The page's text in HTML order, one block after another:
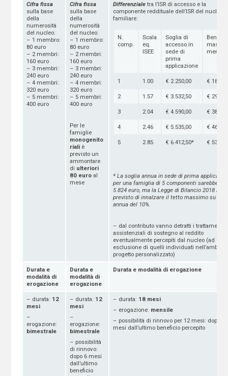
Cifra fissa
sulla base
della
numerosità
del nucleo:
– 1 membro:
80 euro
– 2 membri:
160 euro
– 3 membri:
240 euro
– 4 membri:
320 euro
– 5 membri:
400 euro
Cifra fissa
sulla base
della
numerosità
del nucleo:
– 1 membro:
80 euro
– 2 membri:
160 euro
– 3 membri:
240 euro
– 4 membri:
320 euro
– 5 membri:
400 euro
Per le
famiglie
monogenito
rialiè
previsto un
ammontare
di ulteriori
80 euroal
mese
Differenzialetra l’ISR di accesso e la
componente reddituale dell’ISR del nucleo
familiare:
N.
comp.
Scala
eq.
ISEE
Soglia di
accesso in
sede di
prima
applicazione
mensile
1 1.00 € 2.250,00 € 187,50
2 1.57 € 3.532,50 € 294,50
3 2.04 € 4.590,00 € 382,50
4 2.46 € 5.535,00 € 461,25
5 2.85 € 6.412,50* € 534,37
* La soglia annua in sede di prima
per una famiglia di 5 componenti sarebbe
5.824 euro, ma la Legge di Bilancio 2018 ha
previsto di innalzare il tetto massimo su
annua del 10%.
– dal contributo vanno detratti i trattamenti
assistenziali di sostegno al reddito
eventualmente percepiti dal nucleo (ad
esclusione di quelli individuati nell’ambito
progetto personalizzato)
Durata e
modalità di
erogazione
Durata e
modalità di
erogazione
Durata e modalità di erogazione
– durata: 12
mesi
–
erogazione:
bimestrale
– durata: 12
mesi
–
erogazione:
bimestrale
– possibilità
di rinnovo:
dopo 6 mesi
dall’ultimo
beneficio
– durata: 18 mesi
– erogazione: mensile
– possibilità di rinnovo per 12 mesi: dopo 6
mesi dall’ultimo beneficio percepito